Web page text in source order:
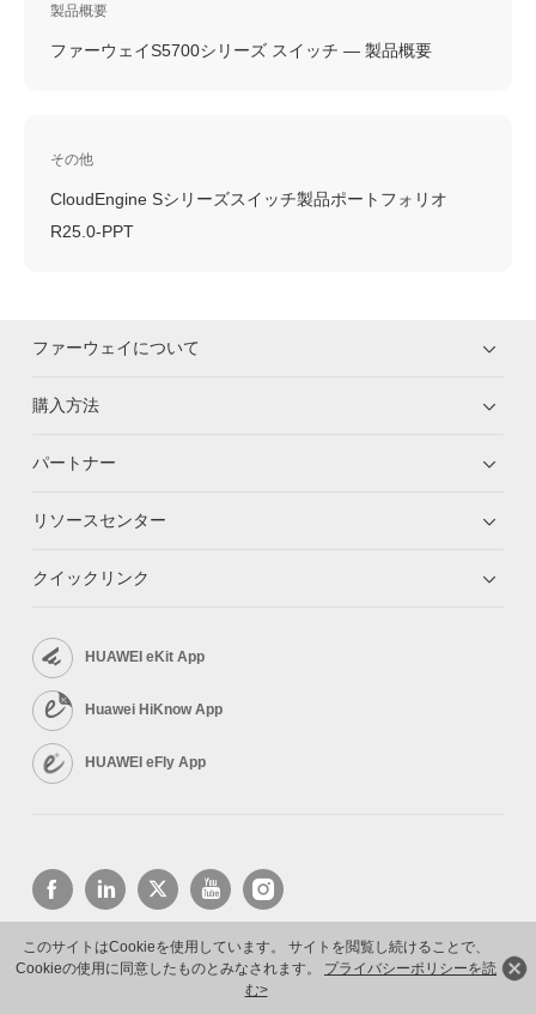
このサイトはCookieを使用しています。 サイトを閲覧し続けることで、
Cookieの使用に同意したものとみなされます。 プライバシーポリシーを読
む>
製品概要
ファーウェイS5700シリーズ スイッチ — 製品概要
その他
CloudEngine Sシリーズスイッチ製品ポートフォリオ
R25.0-PPT
ファーウェイについて
購入方法
パートナー
リソースセンター
クイックリンク
HUAWEI eKit App
Huawei HiKnow App
HUAWEI eFly App
Copyright © 2026 Huawei Technologies Co., Ltd. All rights reserved.
プライバシーポリシー